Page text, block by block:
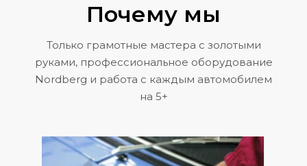
Почему мы
Только грамотные мастера с золотыми
руками, профессиональное оборудование
Nordberg и работа с каждым автомобилем
на 5+